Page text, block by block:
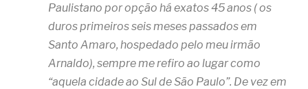
Paulistano por opção há exatos 45 anos ( os
duros primeiros seis meses passados em
Santo Amaro, hospedado pelo meu irmão
Arnaldo), sempre me refiro ao lugar como
“aquela cidade ao Sul de São Paulo”. De vez em